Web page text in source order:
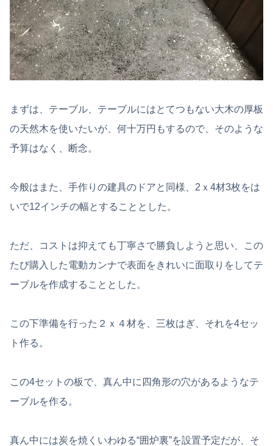
まずは、テーブル、テーブルにはとてつもない大木の厚板
の天然木を使いたいが、何十万円もするので、そのような
予算はなく、断念。
今般はまた、手作りの建具のドアと同様、2ｘ4材3枚をは
いで12インチの幅とすることとした。
ただ、コストは抑えても丁寧さで勝負しようと思い、この
たび購入した電動カンナで表面をきれいに面取りをしてテ
ーブルを作成することとした。
この下準備を行った２ｘ４材を、三枚はぎ、それを4セッ
ト作る。
この4セットの板で、真ん中に四角形の穴があるようなテ
ーブルを作る。
真ん中には炭を焼くいわゆる“囲炉裏”を設置予定だが、そ